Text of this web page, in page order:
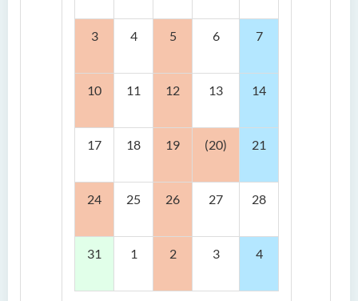
3 4 5 6 7
10 11 12 13 14
17 18 19 (20) 21
24 25 26 27 28
31 1 2 3 4